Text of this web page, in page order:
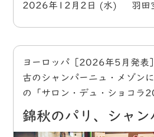
2026年12月2日 (水) 羽田
ヨーロッパ［2026年5月発表
古のシャンパーニュ・メゾン
の「サロン・デュ・ショコラ
錦秋のパリ、シャン